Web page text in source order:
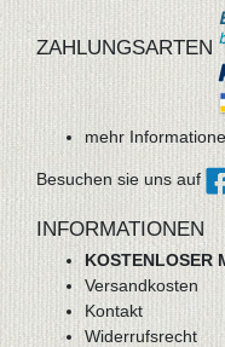
ZAHLUNGSARTEN
mehr
Besuchen sie uns auf
INFORMATIONEN
KOSTENLOSER
Versandkosten
Kontakt
Widerrufsrecht